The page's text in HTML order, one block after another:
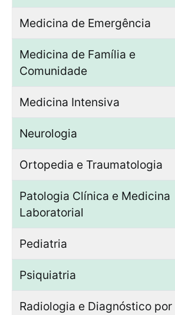
Medicina de Emergência
Medicina de Família e
Comunidade
Medicina Intensiva
Neurologia
Ortopedia e Traumatologia
Patologia Clínica e Medicina
Laboratorial
Pediatria
Psiquiatria
Radiologia e Diagnóstico por